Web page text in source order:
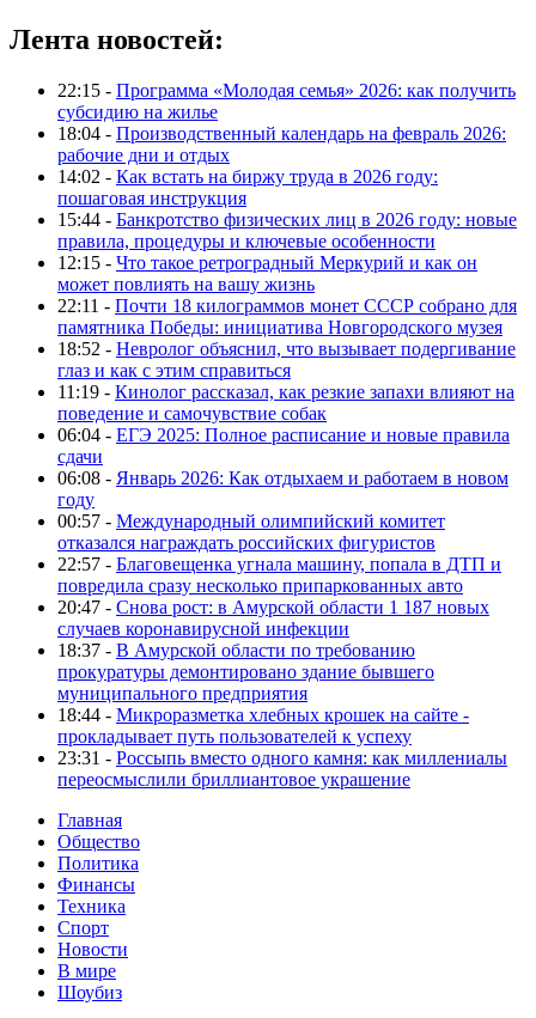
Лента новостей:
22:15 - Программа «Молодая семья» 2026: как получить
субсидию на жилье
18:04 - Производственный календарь на февраль 2026:
рабочие дни и отдых
14:02 - Как встать на биржу труда в 2026 году:
пошаговая инструкция
15:44 - Банкротство физических лиц в 2026 году: новые
правила, процедуры и ключевые особенности
12:15 - Что такое ретроградный Меркурий и как он
может повлиять на вашу жизнь
22:11 - Почти 18 килограммов монет СССР собрано для
памятника Победы: инициатива Новгородского музея
18:52 - Невролог объяснил, что вызывает подергивание
глаз и как с этим справиться
11:19 - Кинолог рассказал, как резкие запахи влияют на
поведение и самочувствие собак
06:04 - ЕГЭ 2025: Полное расписание и новые правила
сдачи
06:08 - Январь 2026: Как отдыхаем и работаем в новом
году
00:57 - Международный олимпийский комитет
отказался награждать российских фигуристов
22:57 - Благовещенка угнала машину, попала в ДТП и
повредила сразу несколько припаркованных авто
20:47 - Снова рост: в Амурской области 1 187 новых
случаев коронавирусной инфекции
18:37 - В Амурской области по требованию
прокуратуры демонтировано здание бывшего
муниципального предприятия
18:44 - Микроразметка хлебных крошек на сайте -
прокладывает путь пользователей к успеху
23:31 - Россыпь вместо одного камня: как миллениалы
переосмыслили бриллиантовое украшение
Главная
Общество
Политика
Финансы
Техника
Спорт
Новости
В мире
Шоубиз